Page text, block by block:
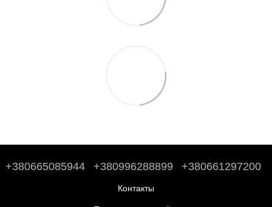
+380665085944 +380996288899 +380661297200
Контакты